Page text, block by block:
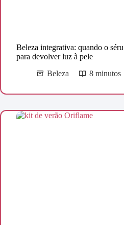
Beleza integrativa: quando o
para devolver luz à pele
Beleza
8 minutos